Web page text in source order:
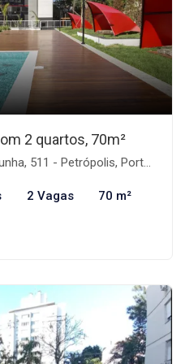
2 quartos, 70m²
- Petrópolis, Porto Alegre-RS
2 Vagas 70 m²